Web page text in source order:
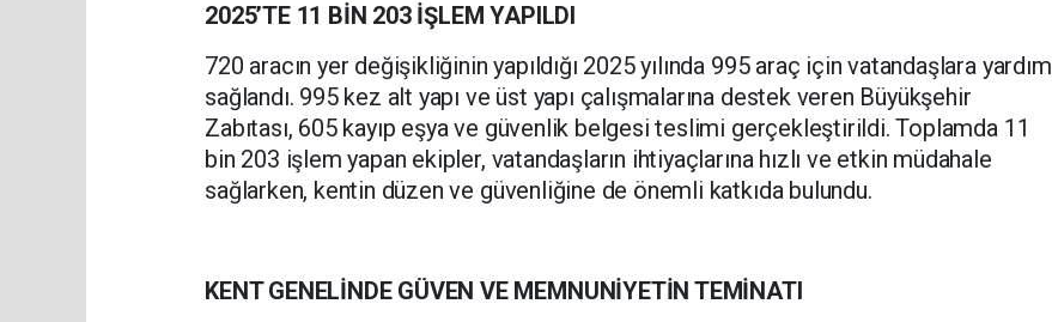
2025’TE 11 BİN 203 İŞLEM YAPILDI
720 aracın yer değişikliğinin yapıldığı 2025 yılında 995 araç için vatandaşlara yardım
sağlandı. 995 kez alt yapı ve üst yapı çalışmalarına destek veren Büyükşehir
Zabıtası, 605 kayıp eşya ve güvenlik belgesi teslimi gerçekleştirildi. Toplamda 11
bin 203 işlem yapan ekipler, vatandaşların ihtiyaçlarına hızlı ve etkin müdahale
sağlarken, kentin düzen ve güvenliğine de önemli katkıda bulundu.
KENT GENELİNDE GÜVEN VE MEMNUNİYETİN TEMİNATI